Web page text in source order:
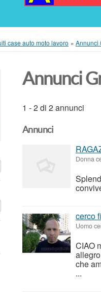
case auto moto lavoro » Annunci
Annunci
1 - 2 di 2 annunci
Annunci
Donna
cerco
Uomo
CIAO
che
...